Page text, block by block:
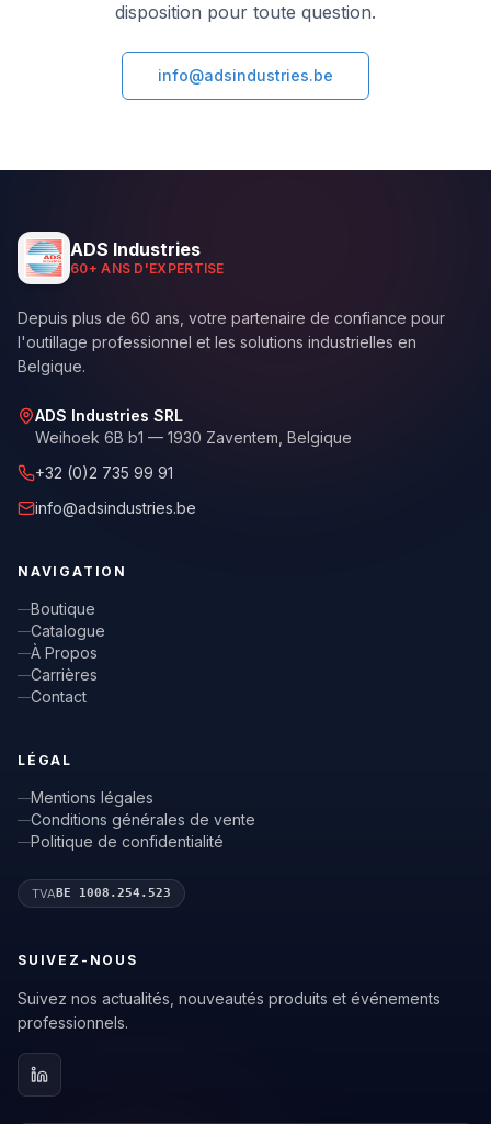
disposition pour toute question.
info@adsindustries.be
ADS Industries
60+ ANS D'EXPERTISE
Depuis plus de 60 ans, votre partenaire de confiance pour
l'outillage professionnel et les solutions industrielles en
Belgique.
ADS Industries SRL
Weihoek 6B b1 — 1930 Zaventem, Belgique
+32 (0)2 735 99 91
info@adsindustries.be
NAVIGATION
Boutique
Catalogue
À Propos
Carrières
Contact
LÉGAL
Mentions légales
Conditions générales de vente
Politique de confidentialité
TVABE 1008.254.523
SUIVEZ-NOUS
Suivez nos actualités, nouveautés produits et événements
professionnels.